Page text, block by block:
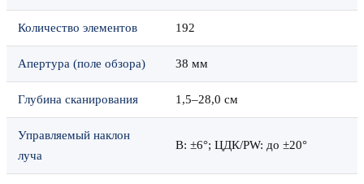
Количество элементов 192
Апертура (поле обзора) 38 мм
Глубина сканирования 1,5–28,0 см
Управляемый наклон
луча
B: ±6°; ЦДК/PW: до ±20°